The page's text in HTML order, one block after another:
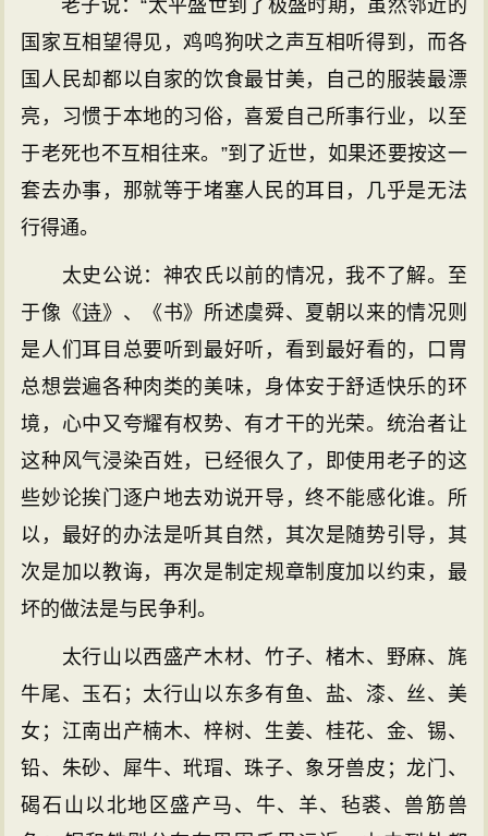
老子说：“太平盛世到了极盛时期，虽然邻近的
国家互相望得见，鸡鸣狗吠之声互相听得到，而各
国人民却都以自家的饮食最甘美，自己的服装最漂
亮，习惯于本地的习俗，喜爱自己所事行业，以至
于老死也不互相往来。”到了近世，如果还要按这一
套去办事，那就等于堵塞人民的耳目，几乎是无法
行得通。
太史公说：神农氏以前的情况，我不了解。至
于像《诗》、《书》所述虞舜、夏朝以来的情况则
是人们耳目总要听到最好听，看到最好看的，口胃
总想尝遍各种肉类的美味，身体安于舒适快乐的环
境，心中又夸耀有权势、有才干的光荣。统治者让
这种风气浸染百姓，已经很久了，即使用老子的这
些妙论挨门逐户地去劝说开导，终不能感化谁。所
以，最好的办法是听其自然，其次是随势引导，其
次是加以教诲，再次是制定规章制度加以约束，最
坏的做法是与民争利。
太行山以西盛产木材、竹子、楮木、野麻、旄
牛尾、玉石；太行山以东多有鱼、盐、漆、丝、美
女；江南出产楠木、梓树、生姜、桂花、金、锡、
铅、朱砂、犀牛、玳瑁、珠子、象牙兽皮；龙门、
碣石山以北地区盛产马、牛、羊、毡裘、兽筋兽